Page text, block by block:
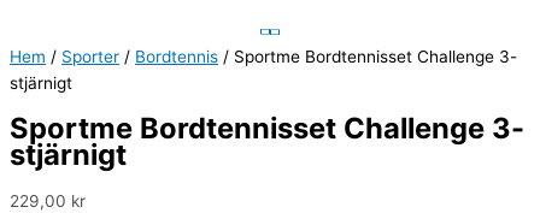
Hem / Sporter / Bordtennis / Sportme Bordtennisset Challenge 3-
stjärnigt
Sportme Bordtennisset Challenge 3-
stjärnigt
229,00 kr